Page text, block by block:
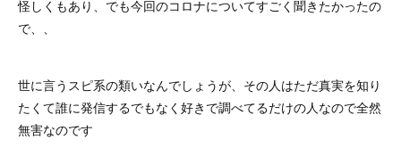
怪しくもあり、でも今回のコロナについてすごく聞きたかったの
で、、
世に言うスピ系の類いなんでしょうが、その人はただ真実を知り
たくて誰に発信するでもなく好きで調べてるだけの人なので全然
無害なのです